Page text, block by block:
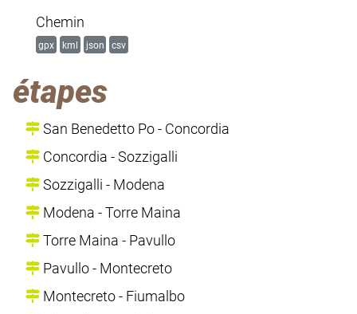
Chemin
gpx kml json csv
étapes
San Benedetto Po - Concordia
Concordia - Sozzigalli
Sozzigalli - Modena
Modena - Torre Maina
Torre Maina - Pavullo
Pavullo - Montecreto
Montecreto - Fiumalbo